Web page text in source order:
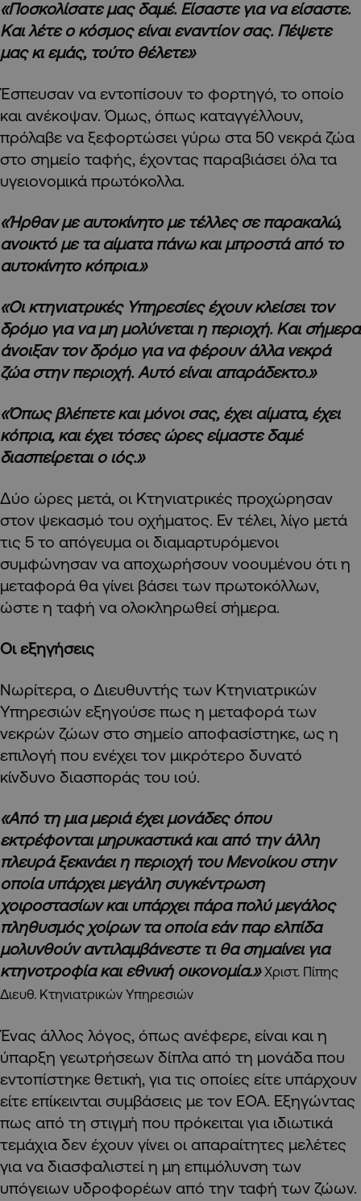
«Ποσκολίσατε μας δαμέ. Είσαστε για να είσαστε.
Και λέτε ο κόσμος είναι εναντίον σας. Πέψετε
μας κι εμάς, τούτο θέλετε»
Έσπευσαν να εντοπίσουν το φορτηγό, το οποίο
και ανέκοψαν. Όμως, όπως καταγγέλλουν,
πρόλαβε να ξεφορτώσει γύρω στα 50 νεκρά ζώα
στο σημείο ταφής, έχοντας παραβιάσει όλα τα
υγειονομικά πρωτόκολλα.
«Ήρθαν με αυτοκίνητο με τέλλες σε παρακαλώ,
ανοικτό με τα αίματα πάνω και μπροστά από το
αυτοκίνητο κόπρια.»
«Οι κτηνιατρικές Υπηρεσίες έχουν κλείσει τον
δρόμο για να μη μολύνεται η περιοχή. Και σήμερα
άνοιξαν τον δρόμο για να φέρουν άλλα νεκρά
ζώα στην περιοχή. Αυτό είναι απαράδεκτο.»
«Όπως βλέπετε και μόνοι σας, έχει αίματα, έχει
κόπρια, και έχει τόσες ώρες είμαστε δαμέ
διασπείρεται ο ιός.»
Δύο ώρες μετά, οι Κτηνιατρικές προχώρησαν
στον ψεκασμό του οχήματος. Εν τέλει, λίγο μετά
τις 5 το απόγευμα οι διαμαρτυρόμενοι
συμφώνησαν να αποχωρήσουν νοουμένου ότι η
μεταφορά θα γίνει βάσει των πρωτοκόλλων,
ώστε η ταφή να ολοκληρωθεί σήμερα.
Οι εξηγήσεις
Νωρίτερα, ο Διευθυντής των Κτηνιατρικών
Υπηρεσιών εξηγούσε πως η μεταφορά των
νεκρών ζώων στο σημείο αποφασίστηκε, ως η
επιλογή που ενέχει τον μικρότερο δυνατό
κίνδυνο διασποράς του ιού.
«Από τη μια μεριά έχει μονάδες όπου
εκτρέφονται μηρυκαστικά και από την άλλη
πλευρά ξεκινάει η περιοχή του Μενοίκου στην
οποία υπάρχει μεγάλη συγκέντρωση
χοιροστασίων και υπάρχει πάρα πολύ μεγάλος
πληθυσμός χοίρων τα οποία εάν παρ ελπίδα
μολυνθούν αντιλαμβάνεστε τι θα σημαίνει για
κτηνοτροφία και εθνική οικονομία.» Χριστ. Πίπης
Διευθ. Κτηνιατρικών Υπηρεσιών
Ένας άλλος λόγος, όπως ανέφερε, είναι και η
ύπαρξη γεωτρήσεων δίπλα από τη μονάδα που
εντοπίστηκε θετική, για τις οποίες είτε υπάρχουν
είτε επίκεινται συμβάσεις με τον ΕΟΑ. Εξηγώντας
πως από τη στιγμή που πρόκειται για ιδιωτικά
τεμάχια δεν έχουν γίνει οι απαραίτητες μελέτες
για να διασφαλιστεί η μη επιμόλυνση των
υπόγειων υδροφορέων από την ταφή των ζώων.